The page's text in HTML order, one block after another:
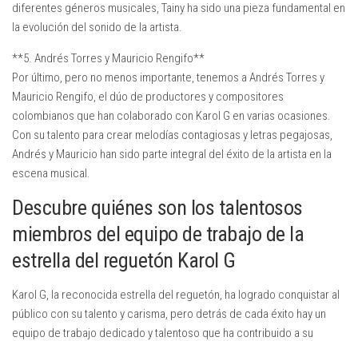
diferentes géneros musicales, Tainy ha sido una pieza fundamental en
la evolución del sonido de la artista.
**5. Andrés Torres y Mauricio Rengifo**
Por último, pero no menos importante, tenemos a Andrés Torres y
Mauricio Rengifo, el dúo de productores y compositores
colombianos que han colaborado con Karol G en varias ocasiones.
Con su talento para crear melodías contagiosas y letras pegajosas,
Andrés y Mauricio han sido parte integral del éxito de la artista en la
escena musical.
Descubre quiénes son los talentosos
miembros del equipo de trabajo de la
estrella del reguetón Karol G
Karol G, la reconocida estrella del reguetón, ha logrado conquistar al
público con su talento y carisma, pero detrás de cada éxito hay un
equipo de trabajo dedicado y talentoso que ha contribuido a su